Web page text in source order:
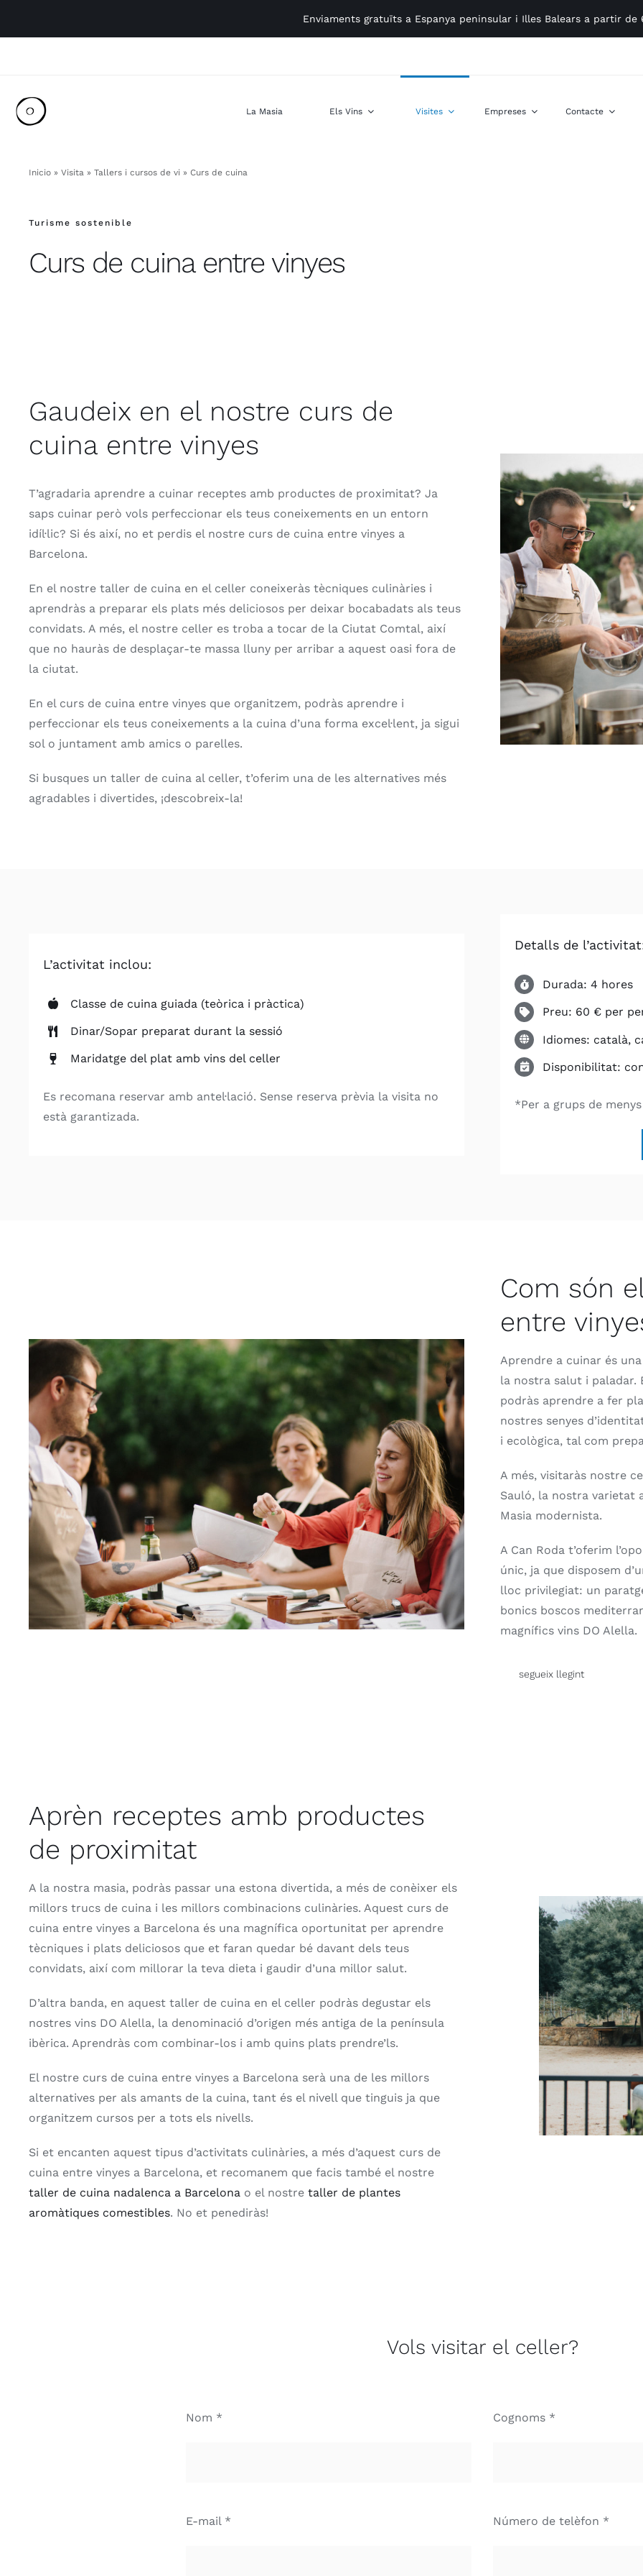
Enviaments gratuïts a Espanya peninsular i Illes Balears a partir de
La Masia Els Vins Visites Empreses Contacte
Inicio» Visita» Tallers i cursos de vi» Curs de cuina
Turisme sostenible
Curs de cuina entre vinyes
Gaudeix en el nostre curs de
cuina entre vinyes
T’agradaria aprendre a cuinar receptes amb productes de proximitat? Ja
saps cuinar però vols perfeccionar els teus coneixements en un entorn
idíl·lic? Si és així, no et perdis el nostre curs de cuina entre vinyes a
Barcelona.
En el nostre taller de cuina en el celler coneixeràs tècniques culinàries i
aprendràs a preparar els plats més deliciosos per deixar bocabadats als teus
convidats. A més, el nostre celler es troba a tocar de la Ciutat Comtal, així
que no hauràs de desplaçar-te massa lluny per arribar a aquest oasi fora de
la ciutat.
En el curs de cuina entre vinyes que organitzem, podràs aprendre i
perfeccionar els teus coneixements a la cuina d’una forma excel·lent, ja sigui
sol o juntament amb amics o parelles.
Si busques un taller de cuina al celler, t’oferim una de les alternatives més
agradables i divertides, ¡descobreix-la!
L’activitat inclou:
Classe de cuina guiada (teòrica i pràctica)
Dinar/Sopar preparat durant la sessió
Maridatge del plat amb vins del celler
Es recomana reservar amb antel·lació. Sense reserva prèvia la visita no
està garantizada.
Detalls de
Durada: 4 hores
Preu: 60 € per
Idiomes: català,
Disponibilitat:
*Per a grups de
Com són
entre
Aprendre a cuinar és
la nostra salut i paladar.
podràs aprendre a fer
nostres senyes
i ecològica, tal com
A més, visitaràs nostre
Sauló, la nostra varietat
Masia modernista.
A Can Roda t’oferim
únic, ja que disposem
lloc privilegiat: un
bonics boscos
magnífics vins DO Alella.
segueix llegint
Aprèn receptes amb productes
de proximitat
A la nostra masia, podràs passar una estona divertida, a més de conèixer els
millors trucs de cuina i les millors combinacions culinàries. Aquest curs de
cuina entre vinyes a Barcelona és una magnífica oportunitat per aprendre
tècniques i plats deliciosos que et faran quedar bé davant dels teus
convidats, així com millorar la teva dieta i gaudir d’una millor salut.
D’altra banda, en aquest taller de cuina en el celler podràs degustar els
nostres vins DO Alella, la denominació d’origen més antiga de la península
ibèrica. Aprendràs com combinar-los i amb quins plats prendre’ls.
El nostre curs de cuina entre vinyes a Barcelona serà una de les millors
alternatives per als amants de la cuina, tant és el nivell que tinguis ja que
organitzem cursos per a tots els nivells.
Si et encanten aquest tipus d’activitats culinàries, a més d’aquest curs de
cuina entre vinyes a Barcelona, ​​et recomanem que facis també el nostre
taller de cuina nadalenca a Barcelonao el nostre taller de plantes
aromàtiques comestibles. No et penediràs!
Vols visitar el celler?
Nom * Cognoms *
E-mail * Número de telèfon *